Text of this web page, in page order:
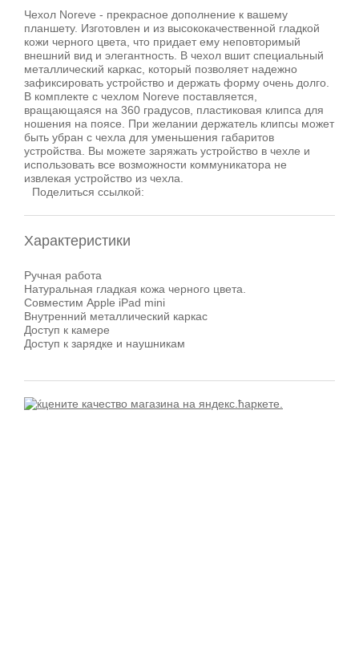
Чехол Noreve - прекрасное дополнение к вашему
планшету. Изготовлен и из высококачественной гладкой
кожи черного цвета, что придает ему неповторимый
внешний вид и элегантность. В чехол вшит специальный
металлический каркас, который позволяет надежно
зафиксировать устройство и держать форму очень долго.
В комплекте с чехлом Noreve поставляется,
вращающаяся на 360 градусов, пластиковая клипса для
ношения на поясе. При желании держатель клипсы может
быть убран с чехла для уменьшения габаритов
устройства. Вы можете заряжать устройство в чехле и
использовать все возможности коммуникатора не
извлекая устройство из чехла.
Поделиться ссылкой:
Характеристики
Ручная работа
Натуральная гладкая кожа черного цвета.
Совместим Apple iPad mini
Внутренний металлический каркас
Доступ к камере
Доступ к зарядке и наушникам